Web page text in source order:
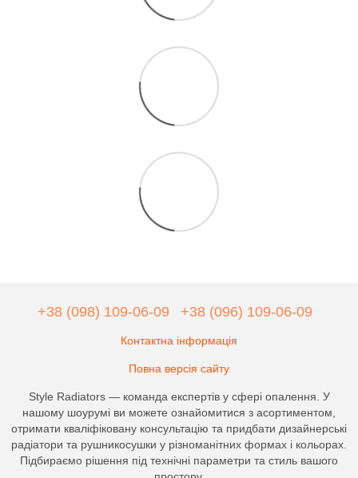
+38 (098) 109-06-09 +38 (096) 109-06-09
Контактна інформація
Повна версія сайту
Style Radiators — команда експертів у сфері опалення. У
нашому шоурумі ви можете ознайомитися з асортиментом,
отримати кваліфіковану консультацію та придбати дизайнерські
радіатори та рушникосушки у різноманітних формах і кольорах.
Підбираємо рішення під технічні параметри та стиль вашого